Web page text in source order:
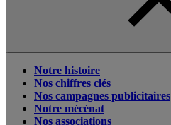
Notre histoire
Nos chiffres clés
Nos campagnes publicitaires
Notre mécénat
Nos associations